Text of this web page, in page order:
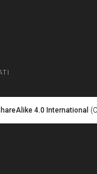
4.0 International